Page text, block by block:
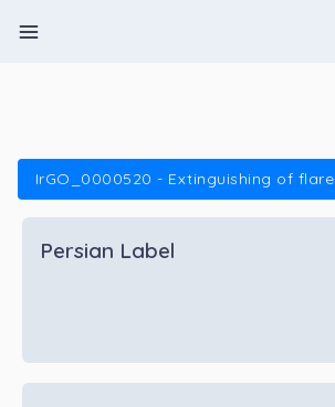
IrGO_0000520 - Extinguishing of flare
Persian Label